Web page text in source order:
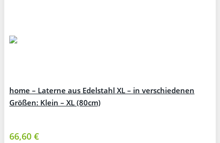
home – Laterne aus Edelstahl XL – in verschiedenen
Größen: Klein – XL (80cm)
66,60 €